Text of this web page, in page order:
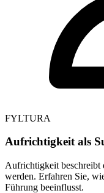
FYLTURA
Aufrichtigkeit als
Aufrichtigkeit beschreibt
werden. Erfahren Sie,
Führung beeinflusst.